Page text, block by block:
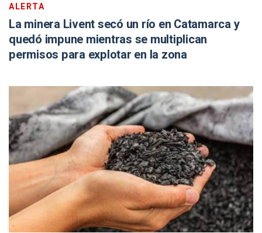
ALERTA
La minera Livent secó un río en Catamarca y
quedó impune mientras se multiplican
permisos para explotar en la zona